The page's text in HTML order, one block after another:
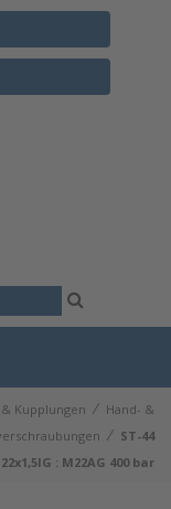
Kupplungen ⁄ Hand- &
⁄ ST-44
: M22AG 400 bar